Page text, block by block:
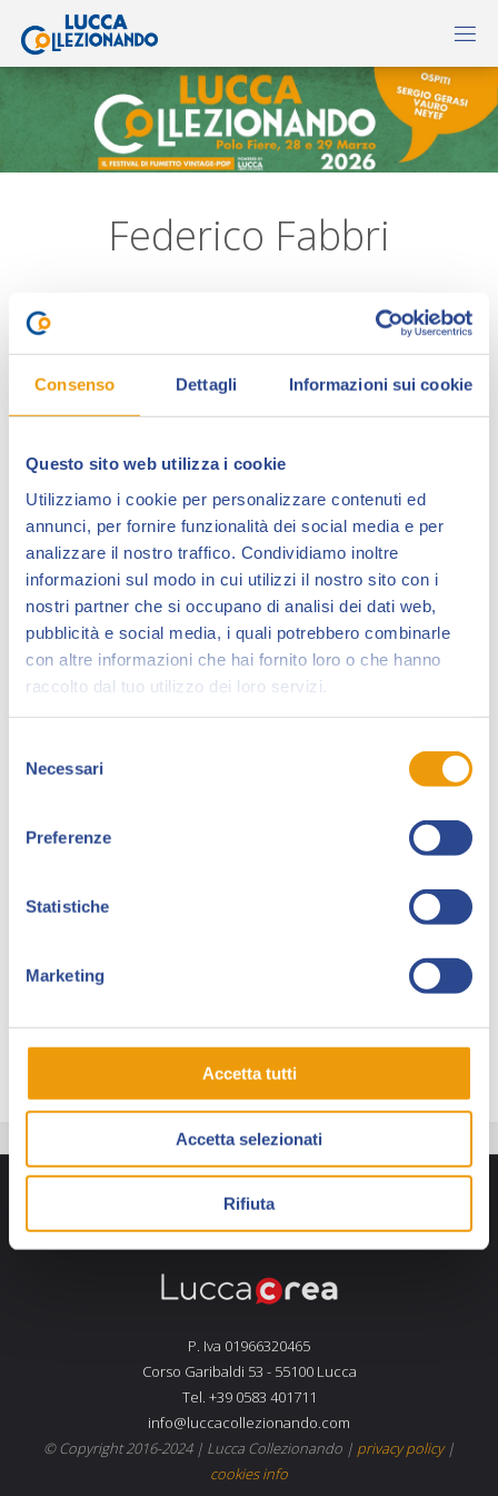
Consenso Dettagli Informazioni sui cookie
Questo sito web utilizza i cookie
Utilizziamo i cookie per personalizzare contenuti ed
annunci, per fornire funzionalità dei social media e per
analizzare il nostro traffico. Condividiamo inoltre
informazioni sul modo in cui utilizzi il nostro sito con i
nostri partner che si occupano di analisi dei dati web,
pubblicità e social media, i quali potrebbero combinarle
con altre informazioni che hai fornito loro o che hanno
raccolto dal tuo utilizzo dei loro servizi.
delNecessari
Preferenze
Statistiche
Marketing
Accetta tutti
Accetta selezionati
Rifiuta
Federico Fabbri
nel 1991, in questi anni ha pubblicato i suoi disegni e
autoprodotte e non, dal 2014 cura l’organizzazione
Pubblica per Edizioni BD il suo primo libro a fumetti,
Federico Fabbri è ospite di Lucca Collezionando 2022
in collaborazione con Edizioni BD.
P. Iva 01966320465
Corso Garibaldi 53 - 55100 Lucca
Tel. +39 0583 401711
info@luccacollezionando.com
© Copyright 2016-2024 | Lucca Collezionando | privacy policy|
cookies info